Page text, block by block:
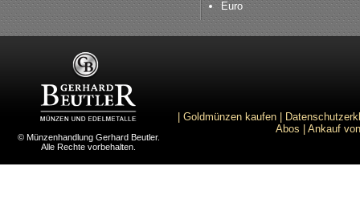
Euro
© Münzenhandlung Gerhard Beutler.
Alle Rechte vorbehalten.
Goldmünzen kaufen
Abos
Ankauf